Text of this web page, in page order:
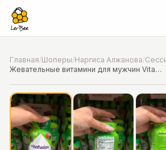
Главная/Шоперы/Наргиса Алжанова/
Жевательные витамини для мужчин Vitafusion
📍 Фото от шопера·Chicago